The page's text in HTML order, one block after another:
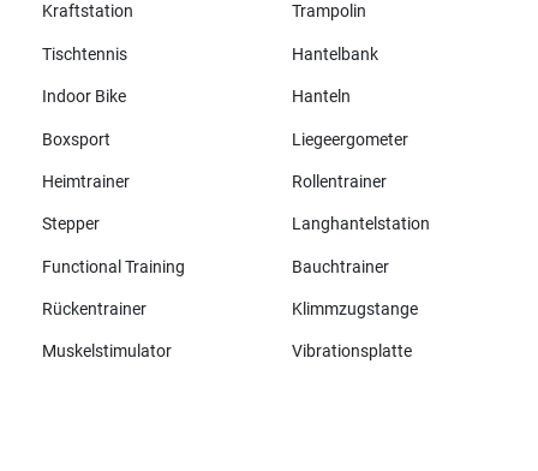
Kraftstation Trampolin
Tischtennis Hantelbank
Indoor Bike Hanteln
Boxsport Liegeergometer
Heimtrainer Rollentrainer
Stepper Langhantelstation
Functional Training Bauchtrainer
Rückentrainer Klimmzugstange
Muskelstimulator Vibrationsplatte